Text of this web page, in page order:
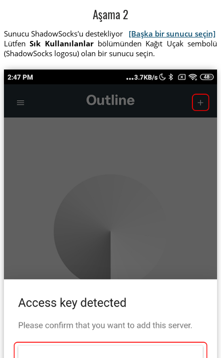
Aşama 2
Sunucu ShadowSocks'u destekliyor [Başka bir sunucu seçin]
LütfenSık Kullanılanlarbölümünden Kağıt Uçak sembolü
(ShadowSocks logosu) olan bir sunucu seçin.